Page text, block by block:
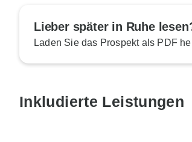
Lieber später in Ruhe
Laden Sie das Prospekt als PDF
Inkludierte Leistungen